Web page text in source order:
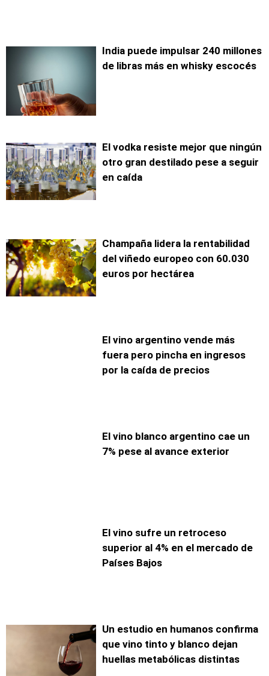
India puede impulsar 240 millones
de libras más en whisky escocés
El vodka resiste mejor que ningún
otro gran destilado pese a seguir
en caída
Champaña lidera la rentabilidad
del viñedo europeo con 60.030
euros por hectárea
El vino argentino vende más
fuera pero pincha en ingresos
por la caída de precios
El vino blanco argentino cae un
7% pese al avance exterior
El vino sufre un retroceso
superior al 4% en el mercado de
Países Bajos
Un estudio en humanos confirma
que vino tinto y blanco dejan
huellas metabólicas distintas